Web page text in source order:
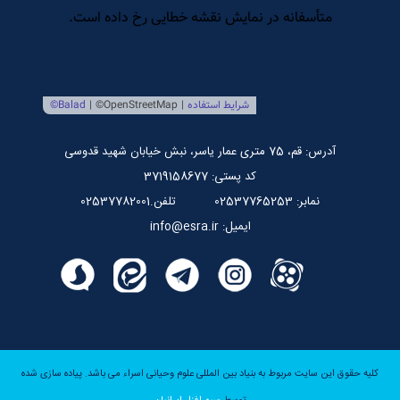
مرکز بین المللی نشر اسراء
آدرس: قم، 75 متری عمار یاسر، نبش خیابان شهید قدوسی
کد پستی: 3719158677
نمابر: 02537765253
تلفن.02537782001
ایمیل: info@esra.ir
کلیه حقوق این سایت مربوط به بنیاد بین المللی علوم وحیانی اسراء می باشد. پیاده سازی شده